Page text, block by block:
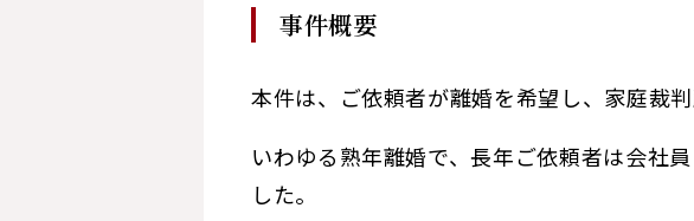
事件概要
本件は、ご依頼者が離婚を希望し、家庭裁
いわゆる熟年離婚で、長年ご依頼者は会社
した。